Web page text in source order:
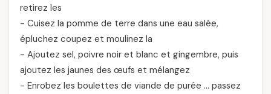
retirez les
- Cuisez la pomme de terre dans une eau salée,
épluchez coupez et moulinez la
- Ajoutez sel, poivre noir et blanc et gingembre, puis
ajoutez les jaunes des œufs et mélangez
- Enrobez les boulettes de viande de purée … passez